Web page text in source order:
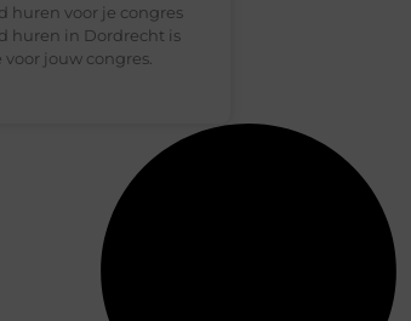
huren voor je congres
huren in Dordrecht is
jouw congres.